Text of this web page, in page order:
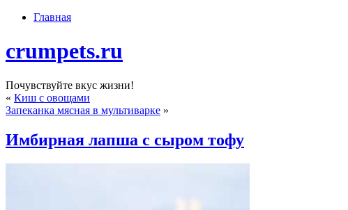
Главная
crumpets.ru
Почувствуйте вкус жизни!
« Киш с овощами
Запеканка мясная в мультиварке »
Имбирная лапша с сыром тофу